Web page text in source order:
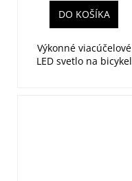
DO KOŠÍKA
Výkonné viacúčelové
LED svetlo na bicykel